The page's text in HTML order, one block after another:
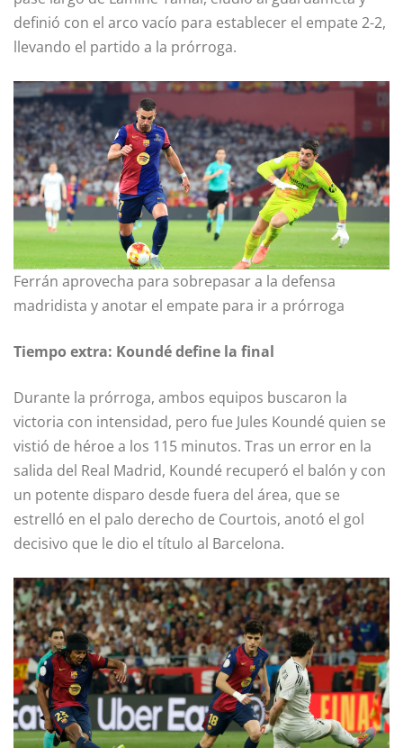
definió con el arco vacío para establecer el empate 2-2,
llevando el partido a la prórroga.
Ferrán aprovecha para sobrepasar a la defensa
madridista y anotar el empate para ir a prórroga
Tiempo extra: Koundé define la final
Durante la prórroga, ambos equipos buscaron la
victoria con intensidad, pero fue Jules Koundé quien se
vistió de héroe a los 115 minutos. Tras un error en la
salida del Real Madrid, Koundé recuperó el balón y con
un potente disparo desde fuera del área, que se
estrelló en el palo derecho de Courtois, anotó el gol
decisivo que le dio el título al Barcelona.